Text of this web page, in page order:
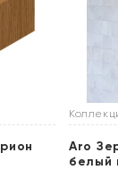
Aro
белый